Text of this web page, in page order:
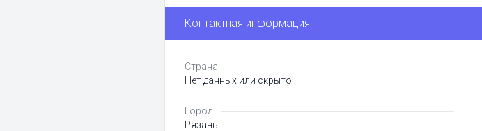
Контактная информация
Страна
Нет данных или скрыто
Город
Рязань